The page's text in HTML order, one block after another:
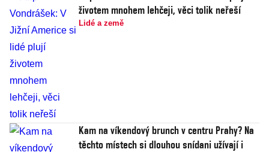
životem mnohem lehčeji, věci tolik neřeší
Lidé a země
Kam na víkendový brunch v centru Prahy? Na
těchto místech si dlouhou snídani užívají i